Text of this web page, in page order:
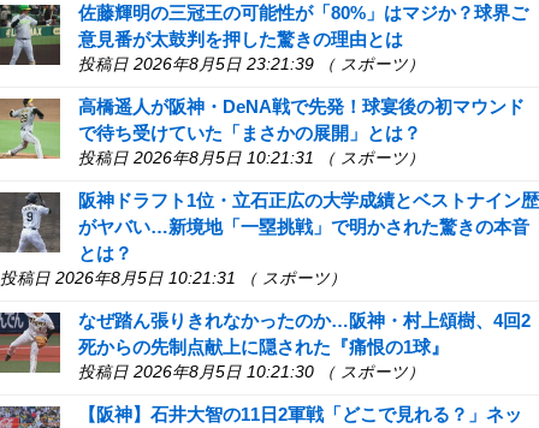
佐藤輝明の三冠王の可能性が「80%」はマジか？球界ご
意見番が太鼓判を押した驚きの理由とは
投稿日 2026年8月5日 23:21:39 （ スポーツ）
高橋遥人が阪神・DeNA戦で先発！球宴後の初マウンド
で待ち受けていた「まさかの展開」とは？
投稿日 2026年8月5日 10:21:31 （ スポーツ）
阪神ドラフト1位・立石正広の大学成績とベストナイン歴
がヤバい…新境地「一塁挑戦」で明かされた驚きの本音
とは？
投稿日 2026年8月5日 10:21:31 （ スポーツ）
なぜ踏ん張りきれなかったのか…阪神・村上頌樹、4回2
死からの先制点献上に隠された『痛恨の1球』
投稿日 2026年8月5日 10:21:30 （ スポーツ）
【阪神】石井大智の11日2軍戦「どこで見れる？」ネッ